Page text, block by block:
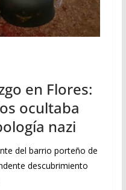
en Flores:
ocultaba
nazi
del barrio porteño de
descubrimiento